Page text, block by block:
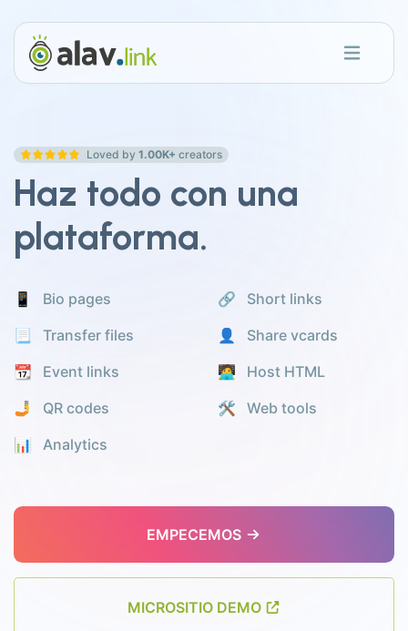
Loved by 1.00K+ creators
Haz todo con una
plataforma.
📱 Bio pages
🔗 Short links
📃 Transfer files
👤 Share vcards
📆 Event links
🧑‍💻 Host HTML
🤳 QR codes
🛠️ Web tools
📊️ Analytics
EMPECEMOS
MICROSITIO DEMO